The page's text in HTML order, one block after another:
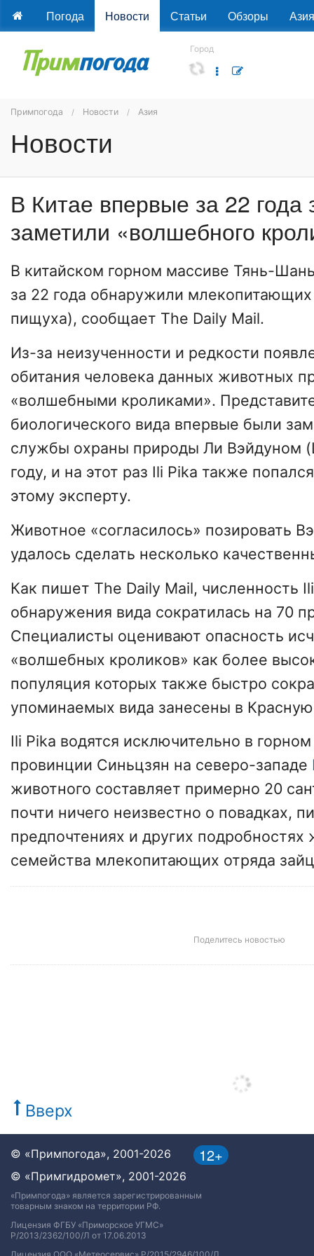
Погода Новости Статьи Обзоры Азия
Город
Примпогода Новости Азия
Новости
В Китае впервые за 22 года
заметили «волшебного
В китайском горном массиве Тянь-
за 22 года обнаружили
пищуха), сообщает The Daily Mail.
Из-за неизученности и редкости
обитания человека данных животных
«волшебными кроликами».
биологического вида впервые были
службы охраны природы Ли Вэйдуном
году, и на этот раз Ili Pika также
этому эксперту.
Животное «согласилось» позировать
удалось сделать несколько
Как пишет The Daily Mail, численность
обнаружения вида сократилась на 70
Специалисты оценивают опасность
«волшебных кроликов» как более
популяция которых также быстро
упоминаемых вида занесены в
Ili Pika водятся исключительно в
провинции Синьцзян на северо-западе
животного составляет примерно 20
почти ничего неизвестно о повадках,
предпочтениях и других подробностях
семейства млекопитающих отряда
Поделитесь новостью
Вверх
12+
© «Примпогода», 2001-2026
© «Примгидромет», 2001-2026
«Примпогода» является зарегистрированным
товарным знаком на территории РФ.
Лицензия ФГБУ «Приморское УГМС»
Р/2013/2362/100/Л от 17.06.2013